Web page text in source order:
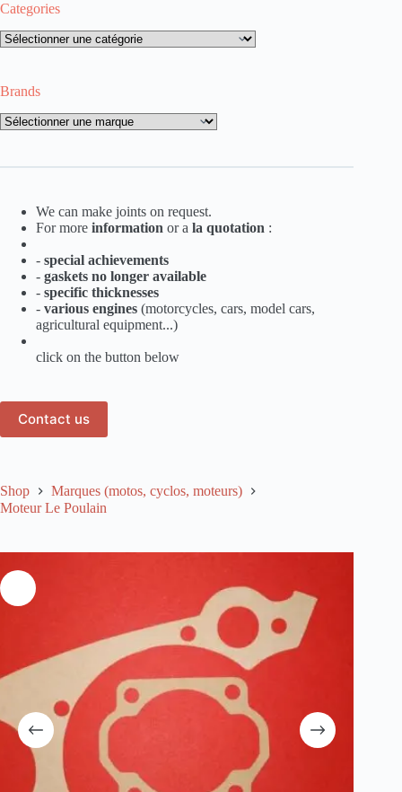
Shop
Marques (motos, cyclos, moteurs)
Moteur Le Poulain
Categories
Categories
Brands
Brands
We can make joints on request.
For more information or a la quotation :
- special achievements
- gaskets no longer available
- specific thicknesses
- various engines (motorcycles, cars, model cars,
agricultural equipment...)
click on the button below
Contact us